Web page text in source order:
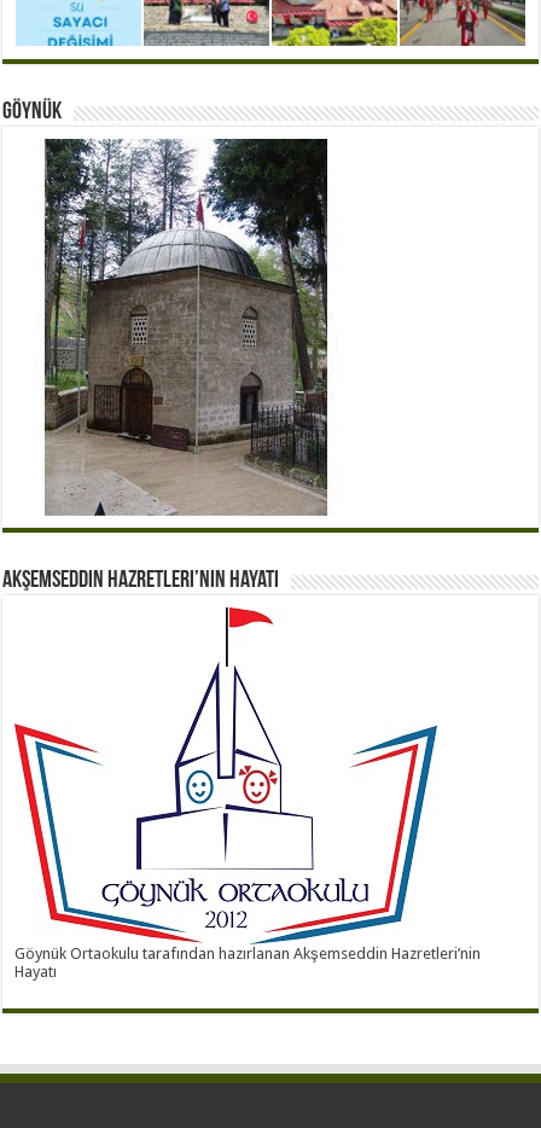
Göynük
Akşemseddin Hazretleri’nin Hayatı
Göynük Ortaokulu tarafından hazırlanan Akşemseddin Hazretleri’nin
Hayatı